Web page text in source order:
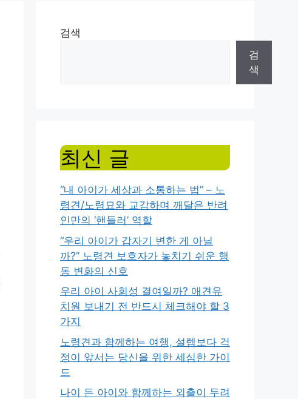
검색
검
색
최신 글
“내 아이가 세상과 소통하는 법” – 노
령견/노령묘와 교감하며 깨달은 반려
인만의 ‘핸들러’ 역할
“우리 아이가 갑자기 변한 게 아닐
까?” 노령견 보호자가 놓치기 쉬운 행
동 변화의 신호
우리 아이 사회성 결여일까? 애견유
치원 보내기 전 반드시 체크해야 할 3
가지
노령견과 함께하는 여행, 설렘보다 걱
정이 앞서는 당신을 위한 세심한 가이
드
나이 든 아이와 함께하는 외출이 두려